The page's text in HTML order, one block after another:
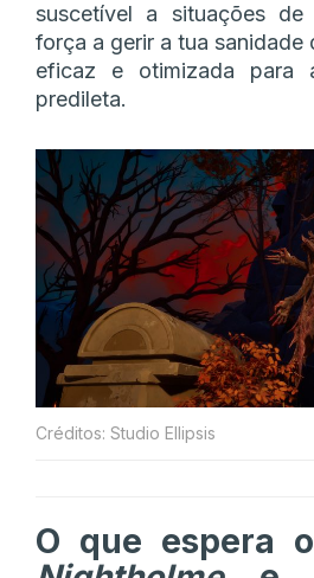
suscetível a situações
força a gerir a tua sanidade
eficaz e otimizada para
predileta.
Créditos: Studio Ellipsis
O que espera